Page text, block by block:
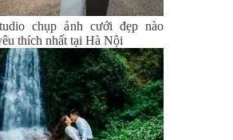
chụp ảnh cưới đẹp nào
thích nhất tại Hà Nội